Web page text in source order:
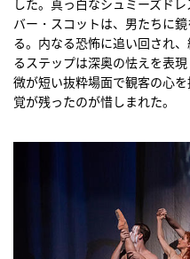
した。真っ白なシュミーズド
バー・スコットは、男たちに
る。内なる恐怖に追い回され
るステップは深奥の怯えを表
微が短い抜粋場面で観客の心
覚が残ったのが惜しまれた。